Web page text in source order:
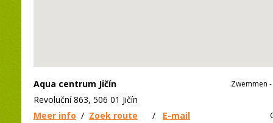
Aqua centrum Jičín
Revoluční 863, 506 01 Jičín
Meer info / Zoek route / E-mail
Zwemmen